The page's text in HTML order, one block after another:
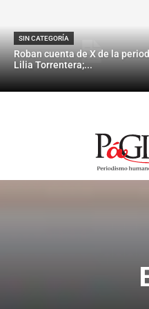
SIN CATEGORÍA
Roban cuenta de X de la
Lilia Torrentera;...